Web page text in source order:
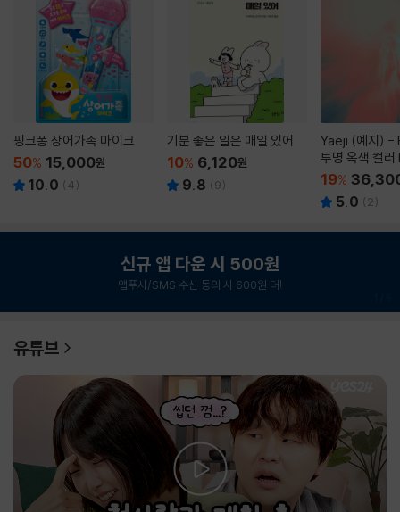
핑크퐁 상어가족 마이크
50% 15,000원
10.0 (4)
기분 좋은 일은 매일 있어
10% 6,120원
9.8 (9)
Yaeji (예지) -
투명 옥색 컬
19%
5.0 ( 2)
신규 앱 다운 시 500원
앱푸시/SMS 수신 동의 시 600원 더!
유튜브